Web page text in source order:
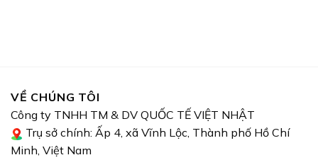
VỀ CHÚNG TÔI
Công ty TNHH TM & DV QUỐC TẾ VIỆT NHẬT
Trụ sở chính: Ấp 4, xã Vĩnh Lộc, Thành phố Hồ Chí
Minh, Việt Nam